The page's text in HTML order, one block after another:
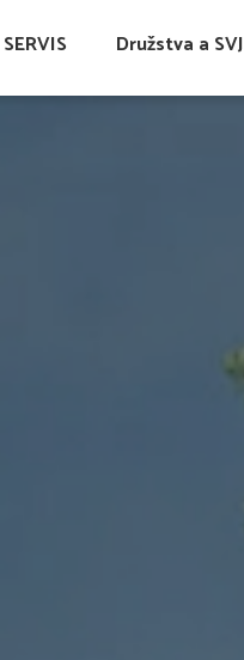
SERVIS Družstva a SVJ